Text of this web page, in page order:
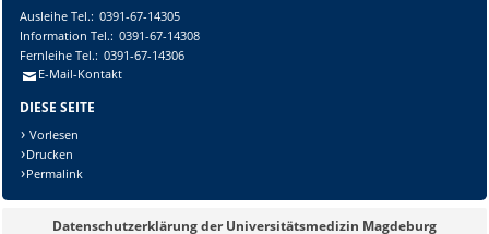
AusleiheTel.: 0391-67-14305
Information Tel.: 0391-67-14308
FernleiheTel.: 0391-67-14306
E-Mail-Kontakt
DIESE SEITE
Vorlesen
Drucken
Permalink
Datenschutzerklärung der Universitätsmedizin Magdeburg